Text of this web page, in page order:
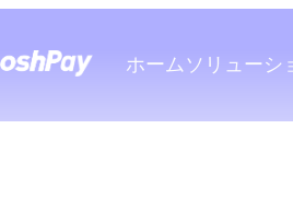
ホームソリューシ